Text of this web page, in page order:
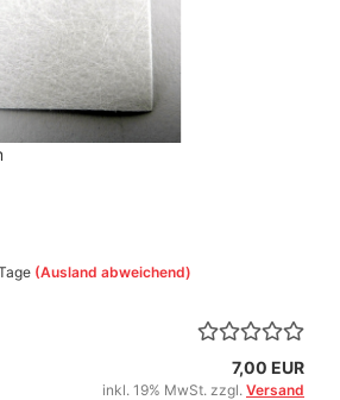
(Ausland abweichend)
7,00 EUR
inkl. 19% MwSt. zzgl. Versand